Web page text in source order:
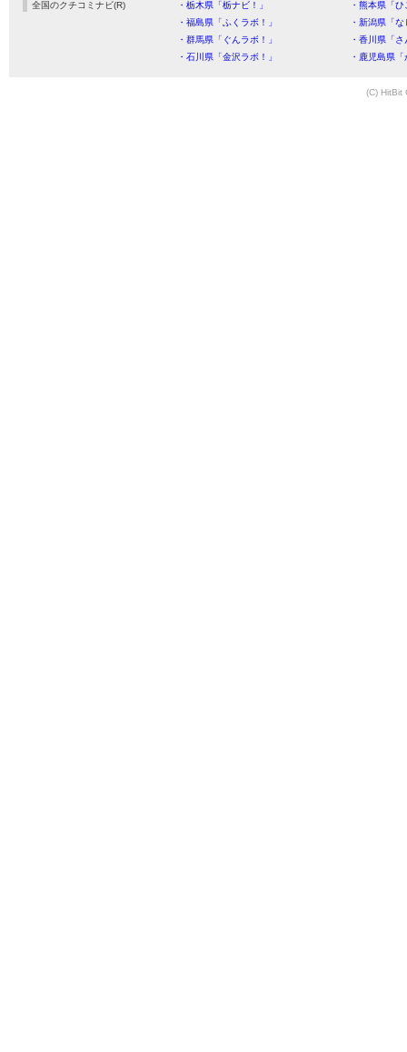
全国のクチコミナビ(R) ・栃木県「栃ナビ！」
・熊本県「
・福島県「ふくラボ！」
・新潟県「
・群馬県「ぐんラボ！」
・香川県「
・石川県「金沢ラボ！」
・鹿児島県
(C) HitBit